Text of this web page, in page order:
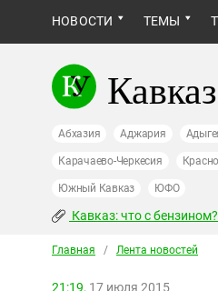
НОВОСТИ ТЕМЫ
Абхазия Аджария
Карачаево-Черкесия
Южный Кавказ ЮФО
Кавказ: что с бензином?
Главная / Лента новостей
21:19, 17 июля 2015